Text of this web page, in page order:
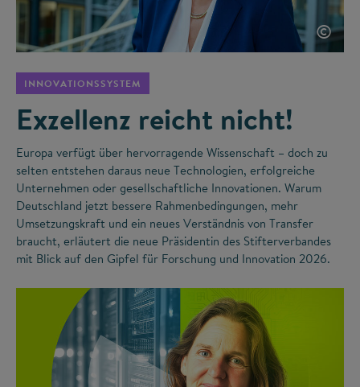
©
INNOVATIONSSYSTEM
Exzellenz reicht nicht!
Europa verfügt über hervorragende Wissenschaft – doch zu
selten entstehen daraus neue Technologien, erfolgreiche
Unternehmen oder gesellschaftliche Innovationen. Warum
Deutschland jetzt bessere Rahmenbedingungen, mehr
Umsetzungskraft und ein neues Verständnis von Transfer
braucht, erläutert die neue Präsidentin des Stifterverbandes
mit Blick auf den Gipfel für Forschung und Innovation 2026.